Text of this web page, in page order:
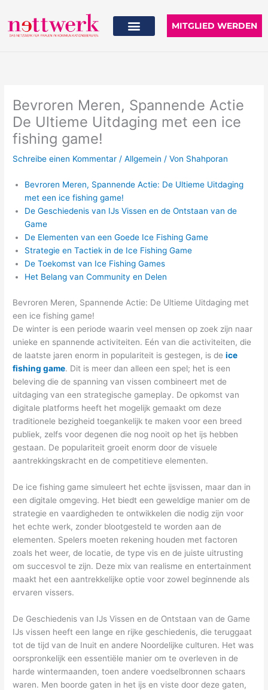
Inhalt
springen
MITGLIED WERDEN
Bevroren Meren, Spannende Actie
De Ultieme Uitdaging met een ice
fishing game!
Schreibe einen Kommentar /Allgemein / Von Shahporan
Bevroren Meren, Spannende Actie: De Ultieme Uitdaging
met een ice fishing game!
De Geschiedenis van IJs Vissen en de Ontstaan van de
Game
De Elementen van een Goede Ice Fishing Game
Strategie en Tactiek in de Ice Fishing Game
De Toekomst van Ice Fishing Games
Het Belang van Community en Delen
Bevroren Meren, Spannende Actie: De Ultieme Uitdaging met
een ice fishing game!
De winter is een periode waarin veel mensen op zoek zijn naar
unieke en spannende activiteiten. Eén van die activiteiten, die
de laatste jaren enorm in populariteit is gestegen, is deice
fishing game. Dit is meer dan alleen een spel; het is een
beleving die de spanning van vissen combineert met de
uitdaging van een strategische gameplay. De opkomst van
digitale platforms heeft het mogelijk gemaakt om deze
traditionele bezigheid toegankelijk te maken voor een breed
publiek, zelfs voor degenen die nog nooit op het ijs hebben
gestaan. De populariteit groeit enorm door de visuele
aantrekkingskracht en de competitieve elementen.
De ice fishing game simuleert het echte ijsvissen, maar dan in
een digitale omgeving. Het biedt een geweldige manier om de
strategie en vaardigheden te ontwikkelen die nodig zijn voor
het echte werk, zonder blootgesteld te worden aan de
elementen. Spelers moeten rekening houden met factoren
zoals het weer, de locatie, de type vis en de juiste uitrusting
om succesvol te zijn. Deze mix van realisme en entertainment
maakt het een aantrekkelijke optie voor zowel beginnende als
ervaren vissers.
De Geschiedenis van IJs Vissen en de Ontstaan van de Game
IJs vissen heeft een lange en rijke geschiedenis, die teruggaat
tot de tijd van de Inuit en andere Noordelijke culturen. Het was
oorspronkelijk een essentiële manier om te overleven in de
harde wintermaanden, toen andere voedselbronnen schaars
waren. Men boorde gaten in het ijs en viste door deze gaten,